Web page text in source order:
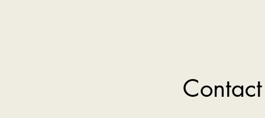
Contact